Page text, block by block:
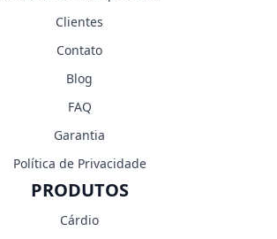
Clientes
Contato
Blog
FAQ
Garantia
Política de Privacidade
PRODUTOS
Cárdio